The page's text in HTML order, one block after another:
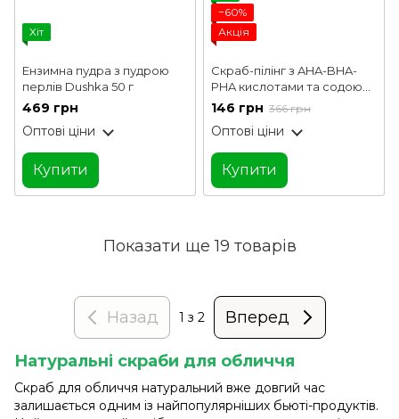
Хіт
Ензимна пудра з пудрою
перлів Dushka 50 г
469 грн
Оптові ціни
Купити
−60%
Акція
Скраб-пілінг з AHA-BHA-
PHA кислотами та содою
Baking Soda Gentle Pore
Scrub J:ON 50 г
146 грн 366 грн
Оптові ціни
Купити
Показати ще 19 товарів
Назад 1 з 2 Вперед
Натуральні скраби для обличчя
Скраб для обличчя натуральний вже довгий час
залишається одним із найпопулярніших бьюті-продуктів.